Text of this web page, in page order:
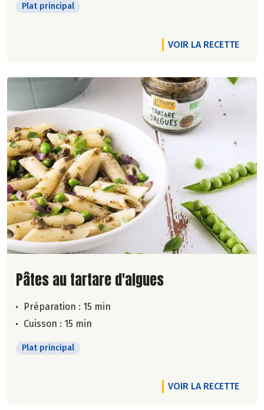
Plat principal
VOIR LA RECETTE
Lire la suite de la recette
Pâtes au tartare d'algues
Préparation : 15 min
Cuisson : 15 min
Plat principal
VOIR LA RECETTE